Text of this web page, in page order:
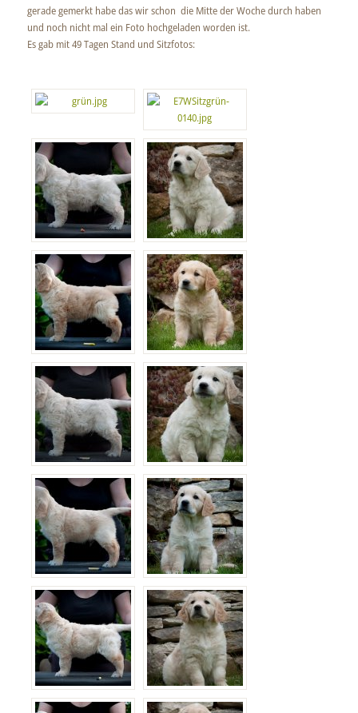
gerade gemerkt habe das wir schon die Mitte der Woche durch haben
und noch nicht mal ein Foto hochgeladen worden ist.
Es gab mit 49 Tagen Stand und Sitzfotos: